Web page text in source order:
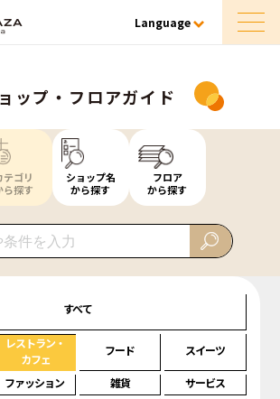
Language
ップ・フロアガイド
テゴリ
ら探す
ショップ名
から探す
フロア
から探す
すべて
レストラン・
カフェ
フード スイーツ
ファッション 雑貨
サービス